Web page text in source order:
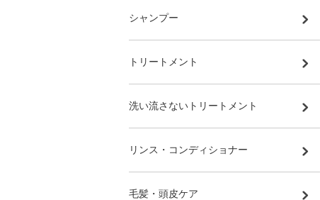
シャンプー
トリートメント
洗い流さないトリートメント
リンス・コンディショナー
毛髪・頭皮ケア